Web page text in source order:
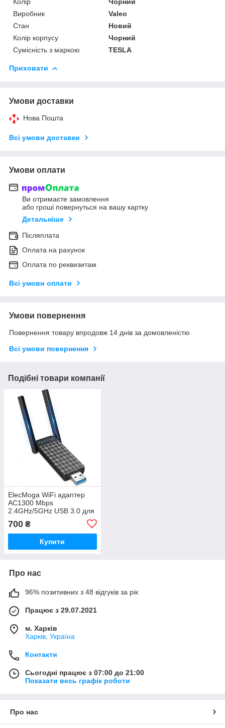
Виробник
Valeo
Стан
Новий
Колір корпусу
Чорний
Сумісність з маркою
TESLA
Приховати
Умови доставки
Нова Пошта
Всі умови доставки
Умови оплати
Ви отримаєте замовлення
або гроші повернуться на вашу картку
Детальніше
Післяплата
Оплата на рахунок
Оплата по реквизитам
Всі умови оплати
Умови повернення
Повернення товару впродовж 14 днів за домовленістю
Всі умови повернення
Подібні товари компанії
ElecMoga WiFi адаптер
AC1300 Mbps
2.4GHz/5GHz USB 3.0 для
сумісний з Windows
11/10/8/7/Vista/XP, Mac OS
700 ₴
Купити
Про нас
96% позитивних з 48 відгуків за рік
Працює з 29.07.2021
м. Харків
Харків, Україна
Контакти
Сьогодні працює з 07:00 до 21:00
Показати весь графік роботи
Про нас